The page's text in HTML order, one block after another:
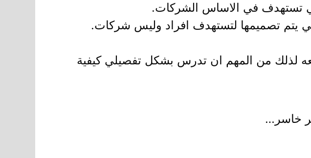
تستهدف في الاساس الشركات.
يتم تصميمها لتستهدف افراد وليس شركات.
لذلك من المهم ان تدرس بشكل تفصيلي كيفية
خاسر…